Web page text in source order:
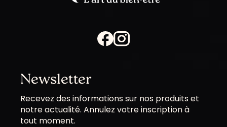
Newsletter
Les
champs
marqués
Recevez des informations sur nos produits et
notre actualité. Annulez votre inscription à
tout moment.